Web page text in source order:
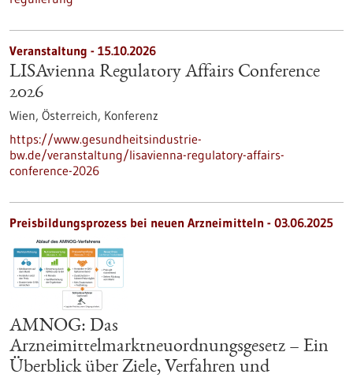
Veranstaltung - 15.10.2026
LISAvienna Regulatory Affairs Conference
2026
Wien, Österreich, Konferenz
https://www.gesundheitsindustrie-
bw.de/veranstaltung/lisavienna-regulatory-affairs-
conference-2026
Preisbildungsprozess bei neuen Arzneimitteln - 03.06.2025
AMNOG: Das
Arzneimittelmarktneuordnungsgesetz – Ein
Überblick über Ziele, Verfahren und